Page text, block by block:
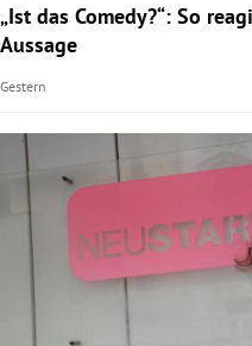
„Ist das Comedy?“: So
Aussage
Gestern